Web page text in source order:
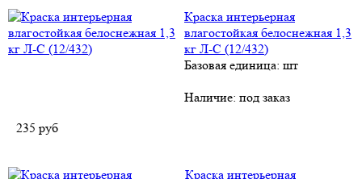
Краска интерьерная
влагостойкая белоснежная 1,3
кг Л-С (12/432)
Базовая единица: шт
Наличие: под заказ
235 руб
Краска интерьерная